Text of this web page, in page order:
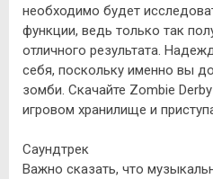
необходимо будет
функции, ведь только так
отличного результата.
себя, поскольку именно вы
зомби. Скачайте Zombie
игровом хранилище и
Саундтрек
Важно сказать, что